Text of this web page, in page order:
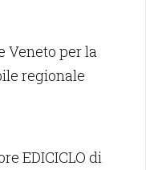
Veneto per la
regionale
EDICICLO di